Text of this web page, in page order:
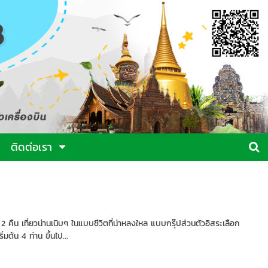
ติดต่อเรา
คืน เที่ยวน่านเนิบๆ ในแบบชีวิตที่น่าหลงใหล แบบกรุ๊ปส่วนตัวอิสระเลือก
มต้น 4 ท่าน ขึ้นไป...